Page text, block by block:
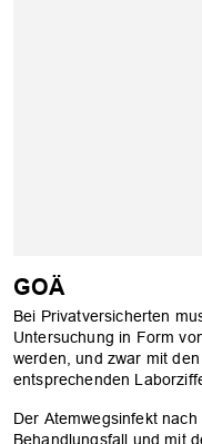
GOÄ
Bei Privatversicherten
Untersuchung in Form
werden, und zwar mit
entsprechenden
Der Atemwegsinfekt
Behandlungsfall und mit